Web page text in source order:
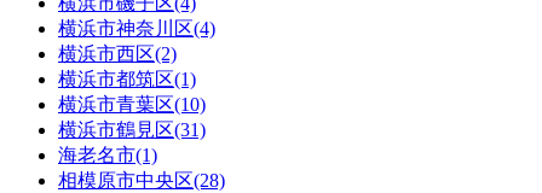
横浜市神奈川区(4)
横浜市西区(2)
横浜市都筑区(1)
横浜市青葉区(10)
横浜市鶴見区(31)
海老名市(1)
相模原市中央区(28)